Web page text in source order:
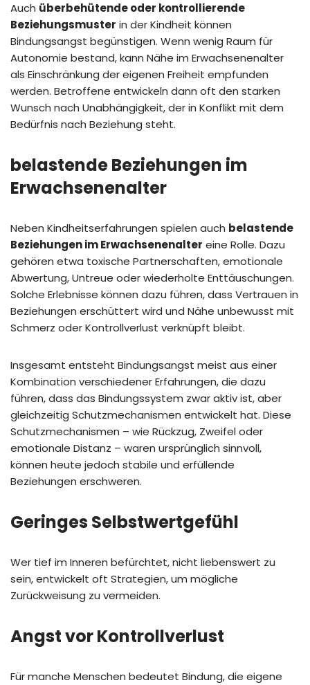
Auch überbehütende oder kontrollierende
Beziehungsmuster in der Kindheit können
Bindungsangst begünstigen. Wenn wenig Raum für
Autonomie bestand, kann Nähe im Erwachsenenalter
als Einschränkung der eigenen Freiheit empfunden
werden. Betroffene entwickeln dann oft den starken
Wunsch nach Unabhängigkeit, der in Konflikt mit dem
Bedürfnis nach Beziehung steht.
belastende Beziehungen im
Erwachsenenalter
Neben Kindheitserfahrungen spielen auch belastende
Beziehungen im Erwachsenenalter eine Rolle. Dazu
gehören etwa toxische Partnerschaften, emotionale
Abwertung, Untreue oder wiederholte Enttäuschungen.
Solche Erlebnisse können dazu führen, dass Vertrauen in
Beziehungen erschüttert wird und Nähe unbewusst mit
Schmerz oder Kontrollverlust verknüpft bleibt.
Insgesamt entsteht Bindungsangst meist aus einer
Kombination verschiedener Erfahrungen, die dazu
führen, dass das Bindungssystem zwar aktiv ist, aber
gleichzeitig Schutzmechanismen entwickelt hat. Diese
Schutzmechanismen – wie Rückzug, Zweifel oder
emotionale Distanz – waren ursprünglich sinnvoll,
können heute jedoch stabile und erfüllende
Beziehungen erschweren.
Geringes Selbstwertgefühl
Wer tief im Inneren befürchtet, nicht liebenswert zu
sein, entwickelt oft Strategien, um mögliche
Zurückweisung zu vermeiden.
Angst vor Kontrollverlust
Für manche Menschen bedeutet Bindung, die eigene